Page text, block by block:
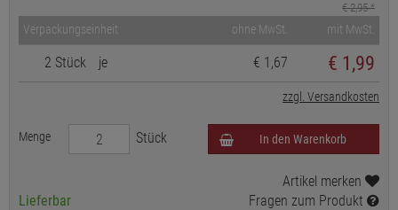
€ 2,95*
Verpackungseinheit ohne MwSt. mit MwSt.
2 Stück je € 1,67 € 1,99
zzgl. Versandkosten
Menge Stück In den Warenkorb
Lieferbar
Artikel merken
Fragen zum Produkt